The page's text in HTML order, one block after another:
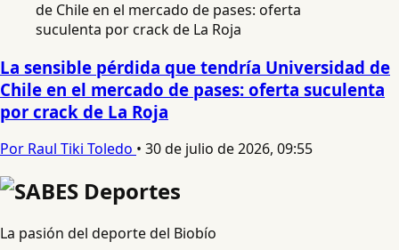
La sensible pérdida que tendría Universidad de
Chile en el mercado de pases: oferta suculenta
por crack de La Roja
Por Raul Tiki Toledo • 30 de julio de 2026, 09:55
La pasión del deporte del Biobío